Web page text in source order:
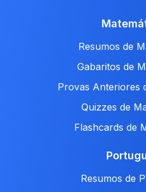
Resumos de
Gabaritos de
Provas Anteriores
Quizzes de
Flashcards de
Resumos de